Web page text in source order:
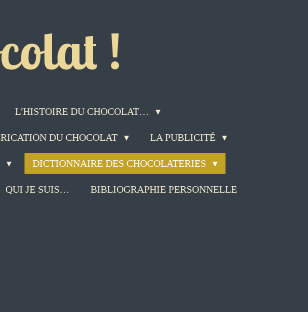
!
L'HISTOIRE DU CHOCOLAT…
DU CHOCOLAT LA PUBLICITÉ
DICTIONNAIRE DES CHOCOLATERIES
QUI JE SUIS… BIBLIOGRAPHIE PERSONNELLE